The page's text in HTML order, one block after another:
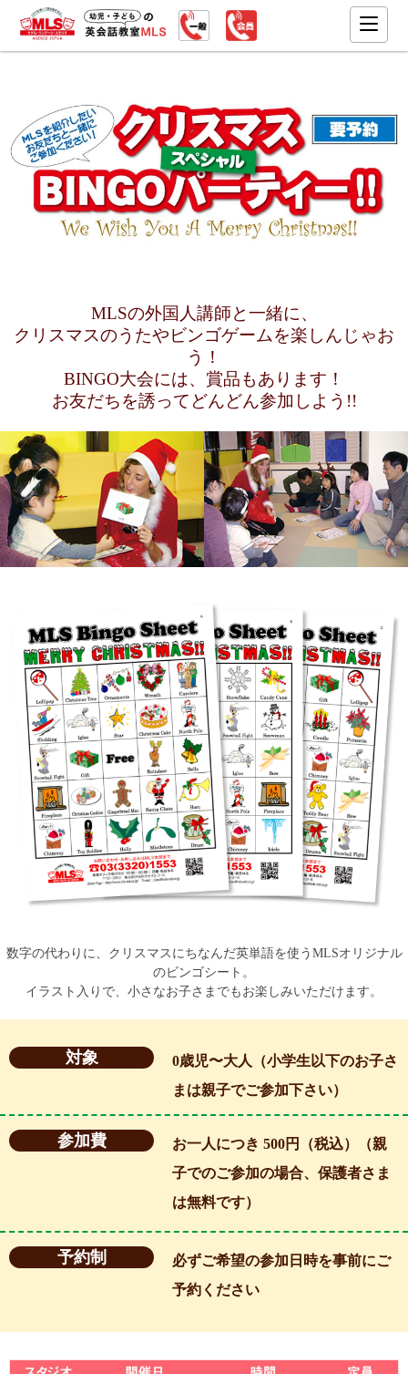
MLSの外国人講師と一緒に、
クリスマスのうたやビンゴゲームを楽しんじゃお
う！
BINGO大会には、賞品もあります！
お友だちを誘ってどんどん参加しよう!!
数字の代わりに、クリスマスにちなんだ英単語を使うMLSオリジナル
のビンゴシート。
イラスト入りで、小さなお子さまでもお楽しみいただけます。
対象
0歳児〜大人（小学生以下のお子さ
まは親子でご参加下さい）
参加費
お一人につき 500円（税込）（親
子でのご参加の場合、保護者さま
は無料です）
予約制
必ずご希望の参加日時を事前にご
予約ください